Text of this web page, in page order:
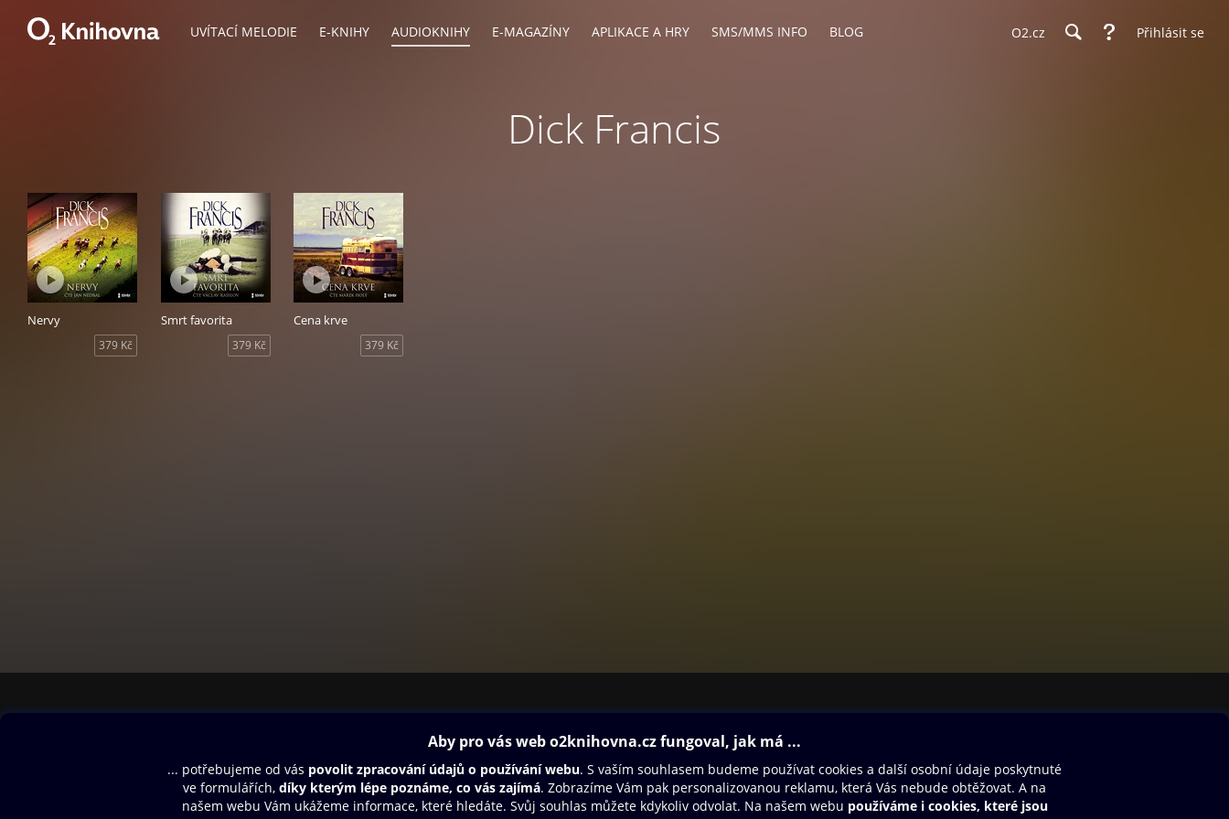
UVÍTACÍ MELODIE E-KNIHY AUDIOKNIHY E-MAGAZÍNY APLIKACE A HRY SMS/MMS INFO BLOG O2.cz Přihlásit se
Dick Francis
Nervy
379 Kč
Smrt favorita
379 Kč
Cena krve
379 Kč
Aplikace a hry
SMS/MMS Info
Blog
Dárkový poukaz
Nápověda
Oneplay Originály
Sport